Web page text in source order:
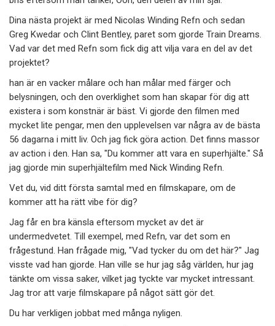
Dina nästa projekt är med Nicolas Winding Refn och sedan
Greg Kwedar och Clint Bentley, paret som gjorde Train Dreams.
Vad var det med Refn som fick dig att vilja vara en del av det
projektet?
han är en vacker målare och han målar med färger och
belysningen, och den overklighet som han skapar för dig att
existera i som konstnär är bäst. Vi gjorde den filmen med
mycket lite pengar, men den upplevelsen var några av de bästa
56 dagarna i mitt liv. Och jag fick göra action. Det finns massor
av action i den. Han sa, "Du kommer att vara en superhjälte." Så
jag gjorde min superhjältefilm med Nick Winding Refn.
Vet du, vid ditt första samtal med en filmskapare, om de
kommer att ha rätt vibe för dig?
Jag får en bra känsla eftersom mycket av det är
undermedvetet. Till exempel, med Refn, var det som en
frågestund. Han frågade mig, "Vad tycker du om det här?" Jag
visste vad han gjorde. Han ville se hur jag såg världen, hur jag
tänkte om vissa saker, vilket jag tyckte var mycket intressant.
Jag tror att varje filmskapare på något sätt gör det.
Du har verkligen jobbat med många nyligen.